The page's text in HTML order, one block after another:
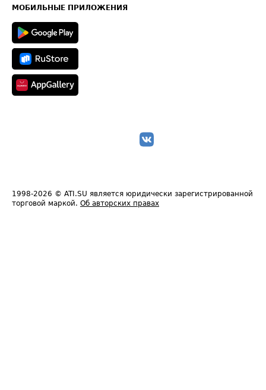
Техническая информация
МОБИЛЬНЫЕ ПРИЛОЖЕНИЯ
1998-2026 © ATI.SU является юридически зарегистрированной
торговой маркой. Об авторских правах